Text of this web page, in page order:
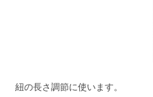
紐の長さ調節に使います。